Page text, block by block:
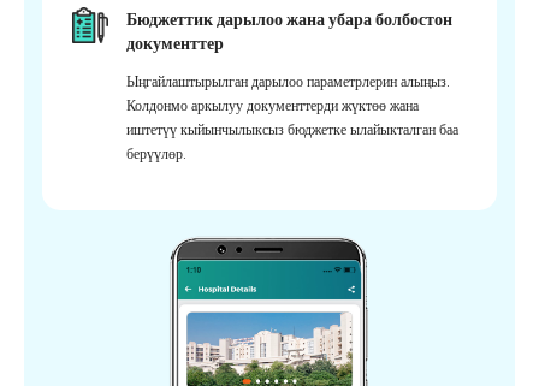
Бюджеттик дарылоо жана убара болбостон
документтер
Ыңгайлаштырылган дарылоо параметрлерин алыңыз.
Колдонмо аркылуу документтерди жүктөө жана
иштетүү кыйынчылыксыз бюджетке ылайыкталган баа
берүүлөр.